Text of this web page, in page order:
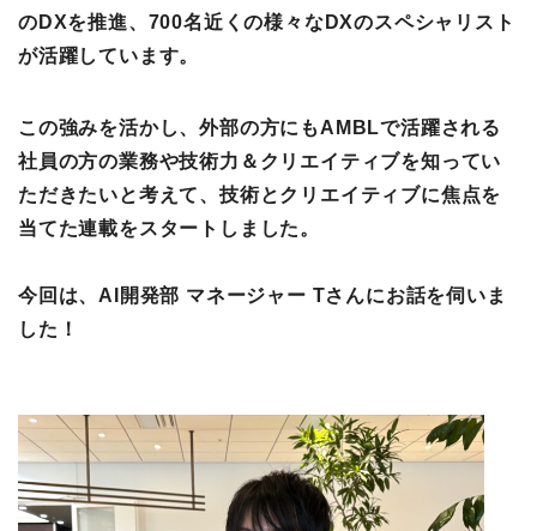
のDXを推進、700名近くの様々なDXのスペシャリスト
が活躍しています。
この強みを活かし、外部の方にもAMBLで活躍される
社員の方の業務や技術力＆クリエイティブを知ってい
ただきたいと考えて、技術とクリエイティブに焦点を
当てた連載をスタートしました。
今回は、AI開発部 マネージャー Tさんにお話を伺いま
した！